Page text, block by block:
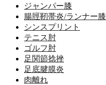
ジャンパー膝
腸脛靭帯炎/ランナー膝
シンスプリント
テニス肘
ゴルフ肘
足関節捻挫
足底腱膜炎
肉離れ